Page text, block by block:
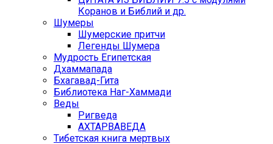
Коранов и Библий и др.
Шумеры
Шумерские притчи
Легенды Шумера
Мудрость Египетская
Дхаммапада
Бхагавад-Гита
Библиотека Наг-Хаммади
Веды
Ригведа
АХТАРВАВЕДА
Тибетская книга мертвых